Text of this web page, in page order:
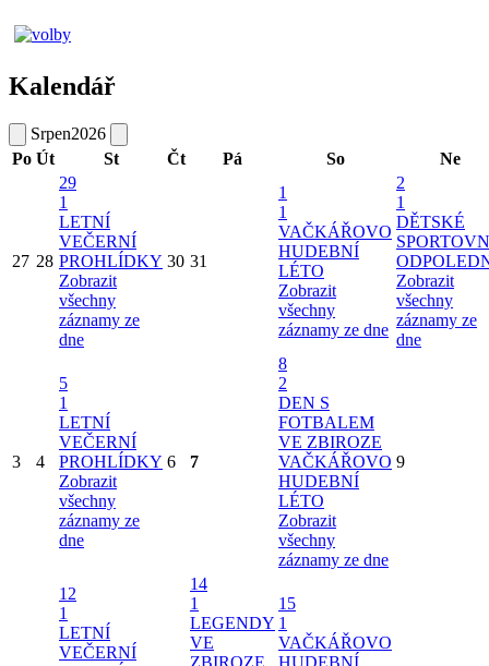
Kalendář
Srpen2026
Po Út St Čt Pá So Ne
27 28
29
1
LETNÍ
VEČERNÍ
PROHLÍDKY
Zobrazit
všechny
záznamy ze
dne
30 31
1
1
VAČKÁŘOVO
HUDEBNÍ
LÉTO
Zobrazit
všechny
záznamy ze dne
2
1
DĚTSKÉ
Zobrazit
všechny
záznamy ze
dne
3 4
5
1
LETNÍ
VEČERNÍ
PROHLÍDKY
Zobrazit
všechny
záznamy ze
dne
6 7
8
2
DEN S
FOTBALEM
VE ZBIROZE
VAČKÁŘOVO
HUDEBNÍ
LÉTO
Zobrazit
všechny
záznamy ze dne
9
12
1
LETNÍ
VEČERNÍ
14
1
LEGENDY
VE
ZBIROZE
15
1
VAČKÁŘOVO
HUDEBNÍ